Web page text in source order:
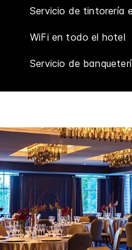
Servicio de tintorería
WiFi en todo el hotel
Servicio de